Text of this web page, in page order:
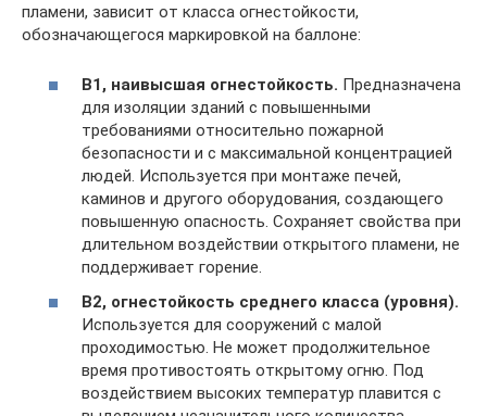
пламени, зависит от класса огнестойкости,
обозначающегося маркировкой на баллоне:
В1, наивысшая огнестойкость. Предназначена
для изоляции зданий с повышенными
требованиями относительно пожарной
безопасности и с максимальной концентрацией
людей. Используется при монтаже печей,
каминов и другого оборудования, создающего
повышенную опасность. Сохраняет свойства при
длительном воздействии открытого пламени, не
поддерживает горение.
В2, огнестойкость среднего класса (уровня).
Используется для сооружений с малой
проходимостью. Не может продолжительное
время противостоять открытому огню. Под
воздействием высоких температур плавится с